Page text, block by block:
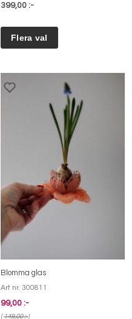
399,00 :-
Blomma glas
Art nr. 300811
99,00 :-
(149,00 :-)